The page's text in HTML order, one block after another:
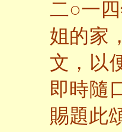
二○一
姐的家
文，以
即時隨
賜題此